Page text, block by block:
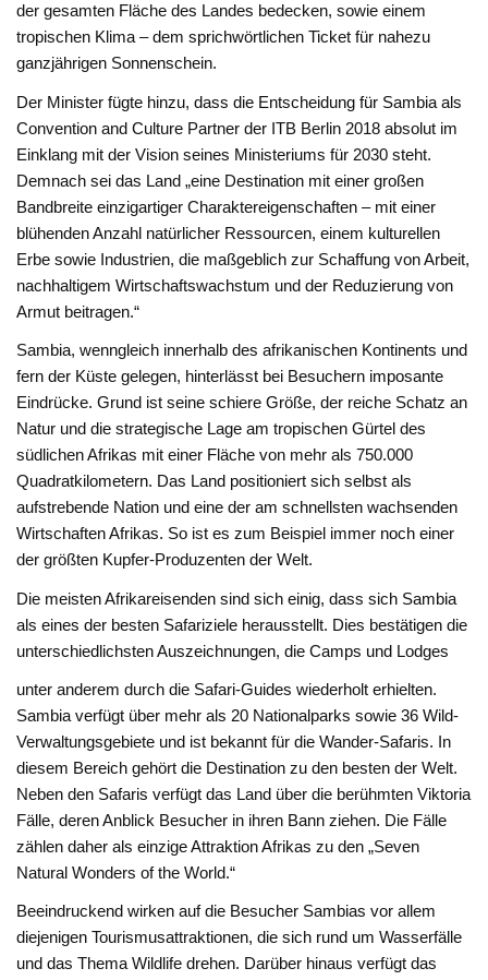
der gesamten Fläche des Landes bedecken, sowie einem
tropischen Klima – dem sprichwörtlichen Ticket für nahezu
ganzjährigen Sonnenschein.
Der Minister fügte hinzu, dass die Entscheidung für Sambia als
Convention and Culture Partner der ITB Berlin 2018 absolut im
Einklang mit der Vision seines Ministeriums für 2030 steht.
Demnach sei das Land „eine Destination mit einer großen
Bandbreite einzigartiger Charaktereigenschaften – mit einer
blühenden Anzahl natürlicher Ressourcen, einem kulturellen
Erbe sowie Industrien, die maßgeblich zur Schaffung von Arbeit,
nachhaltigem Wirtschaftswachstum und der Reduzierung von
Armut beitragen.“
Sambia, wenngleich innerhalb des afrikanischen Kontinents und
fern der Küste gelegen, hinterlässt bei Besuchern imposante
Eindrücke. Grund ist seine schiere Größe, der reiche Schatz an
Natur und die strategische Lage am tropischen Gürtel des
südlichen Afrikas mit einer Fläche von mehr als 750.000
Quadratkilometern. Das Land positioniert sich selbst als
aufstrebende Nation und eine der am schnellsten wachsenden
Wirtschaften Afrikas. So ist es zum Beispiel immer noch einer
der größten Kupfer-Produzenten der Welt.
Die meisten Afrikareisenden sind sich einig, dass sich Sambia
als eines der besten Safariziele herausstellt. Dies bestätigen die
unterschiedlichsten Auszeichnungen, die Camps und Lodges
unter anderem durch die Safari-Guides wiederholt erhielten.
Sambia verfügt über mehr als 20 Nationalparks sowie 36 Wild-
Verwaltungsgebiete und ist bekannt für die Wander-Safaris. In
diesem Bereich gehört die Destination zu den besten der Welt.
Neben den Safaris verfügt das Land über die berühmten Viktoria
Fälle, deren Anblick Besucher in ihren Bann ziehen. Die Fälle
zählen daher als einzige Attraktion Afrikas zu den „Seven
Natural Wonders of the World.“
Beeindruckend wirken auf die Besucher Sambias vor allem
diejenigen Tourismusattraktionen, die sich rund um Wasserfälle
und das Thema Wildlife drehen. Darüber hinaus verfügt das